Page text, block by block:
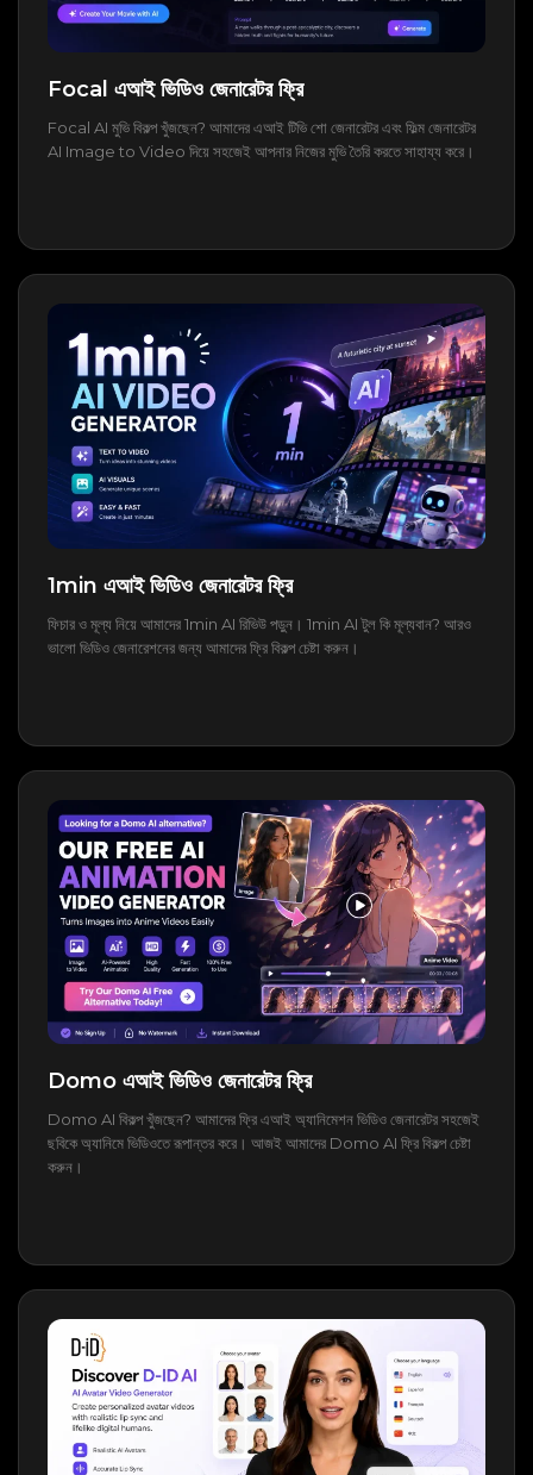
Focal এআই ভিডিও জেনারেটর ফ্রি
Focal AI মুভি বিকল্প খুঁজছেন? আমাদের এআই টিভি শো জেনারেটর এবং ফিল্ম জেনারেটর
AI Image to Video দিয়ে সহজেই আপনার নিজের মুভি তৈরি করতে সাহায্য করে।
1min এআই ভিডিও জেনারেটর ফ্রি
ফিচার ও মূল্য নিয়ে আমাদের 1min AI রিভিউ পড়ুন। 1min AI টুল কি মূল্যবান? আরও
ভালো ভিডিও জেনারেশনের জন্য আমাদের ফ্রি বিকল্প চেষ্টা করুন।
Domo এআই ভিডিও জেনারেটর ফ্রি
Domo AI বিকল্প খুঁজছেন? আমাদের ফ্রি এআই অ্যানিমেশন ভিডিও জেনারেটর সহজেই
ছবিকে অ্যানিমে ভিডিওতে রূপান্তর করে। আজই আমাদের Domo AI ফ্রি বিকল্প চেষ্টা
করুন।